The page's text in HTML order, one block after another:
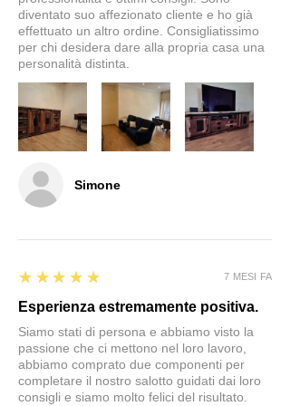
Simone
diventato suo affezionato cliente e ho già
effettuato un altro ordine. Consigliatissimo
per chi desidera dare alla propria casa una
personalità distinta.
5
★★★★★
Esperienza estremamente positiva.
Siamo stati di persona e abbiamo visto la
passione che ci mettono nel loro lavoro,
abbiamo comprato due componenti per
completare il nostro salotto guidati dai loro
consigli e siamo molto felici del risultato.
7 MESI FA